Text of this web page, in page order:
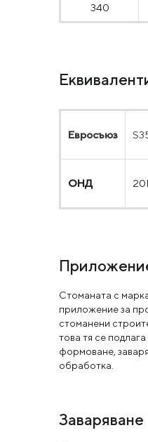
340
Евросъюз
ОНД
Стоманата с
приложение за
стоманени
това тя се
формоване,
обработка.
Заваряване